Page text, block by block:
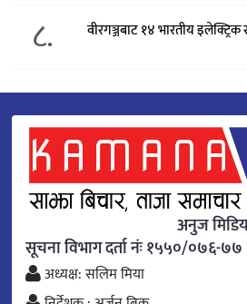
८. वीरगञ्जबाट १४ भारतीय
अनुज
सूचना विभाग दर्ता नंः १५५०/०७६-७७
अध्यक्ष: सलिम मिया